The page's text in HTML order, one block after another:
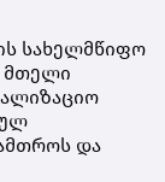
სახელმწიფო
მთელი
და